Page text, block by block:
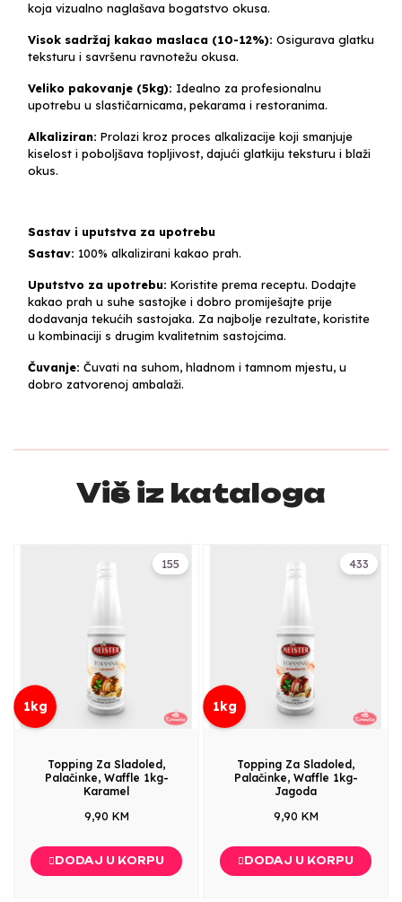
koja vizualno naglašava bogatstvo okusa.
Visok sadržaj kakao maslaca (10-12%): Osigurava glatku
teksturu i savršenu ravnotežu okusa.
Veliko pakovanje (5kg): Idealno za profesionalnu
upotrebu u slastičarnicama, pekarama i restoranima.
Alkaliziran: Prolazi kroz proces alkalizacije koji smanjuje
kiselost i poboljšava topljivost, dajući glatkiju teksturu i blaži
okus.
Sastav i uputstva za upotrebu
Sastav: 100% alkalizirani kakao prah.
Uputstvo za upotrebu: Koristite prema receptu. Dodajte
kakao prah u suhe sastojke i dobro promiješajte prije
dodavanja tekućih sastojaka. Za najbolje rezultate, koristite
u kombinaciji s drugim kvalitetnim sastojcima.
Čuvanje: Čuvati na suhom, hladnom i tamnom mjestu, u
dobro zatvorenoj ambalaži.
Više iz kataloga
155
1kg
Topping Za Sladoled,
Palačinke, Waffle 1kg-
Karamel
9,90 KM
DODAJ U KORPU
433
1kg
Topping Za Sladoled,
Palačinke, Waffle 1kg-
Jagoda
9,90 KM
DODAJ U KORPU